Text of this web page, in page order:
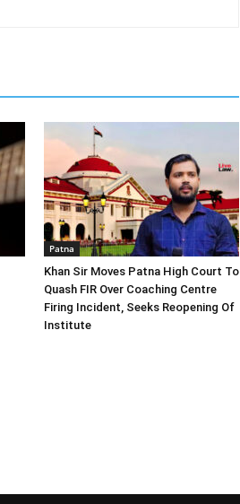
Patna
Khan Sir Moves Patna High Court To
Quash FIR Over Coaching Centre
Firing Incident, Seeks Reopening Of
Institute